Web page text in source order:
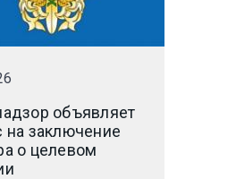
объявляет
на заключение
о целевом